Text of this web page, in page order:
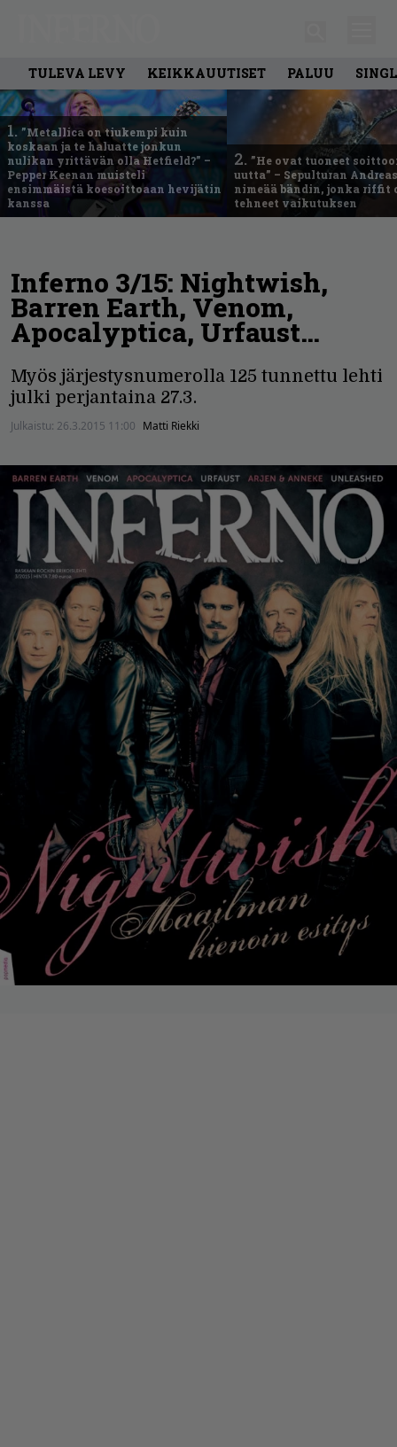
TULEVA LEVY KEIKKAUUTISET PALUU
1. ”Metallica on tiukempi kuin
koskaan ja te haluatte jonkun
nulikan yrittävän olla Hetfield?” –
Pepper Keenan muisteli
ensimmäistä koesoittoaan hevijätin
kanssa
2. ”He ovat tuoneet
uutta” – Sepulturan
nimeää bändin, jonka riffit
tehneet vaikutuksen
Inferno 3/15: Nightwish,
Barren Earth, Venom,
Apocalyptica, Urfaust…
Myös järjestysnumerolla 125 tunnettu lehti
julki perjantaina 27.3.
Julkaistu: 26.3.2015 11:00 Matti Riekki